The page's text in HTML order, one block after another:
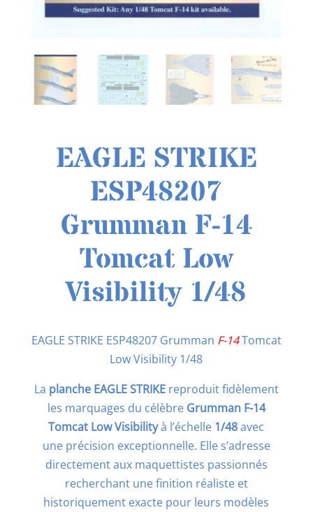
EAGLE STRIKE
ESP48207
Grumman F-14
Tomcat Low
Visibility 1/48
EAGLE STRIKE ESP48207 Grumman F-14Tomcat
Low Visibility 1/48
La planche EAGLE STRIKE reproduit fidèlement
les marquages du célèbre Grumman F-14
Tomcat Low Visibilityà l’échelle 1/48avec
uneprécision exceptionnelle. Elle s’adresse
directement aux maquettistes passionnés
recherchant une finition réaliste et
historiquement exacte pour leurs modèles